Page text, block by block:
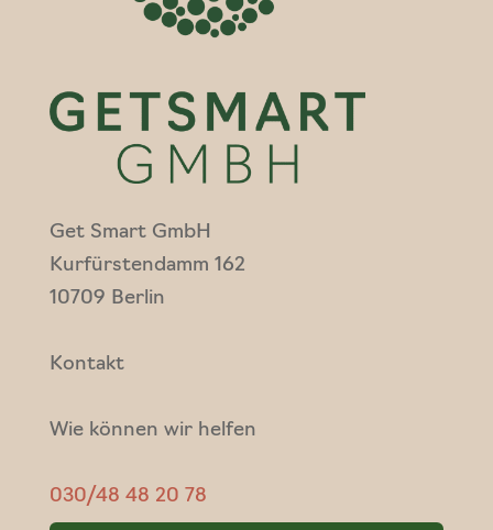
Get Smart GmbH
Kurfürstendamm 162
10709 Berlin
Kontakt
Wie können wir helfen
030/48 48 20 78